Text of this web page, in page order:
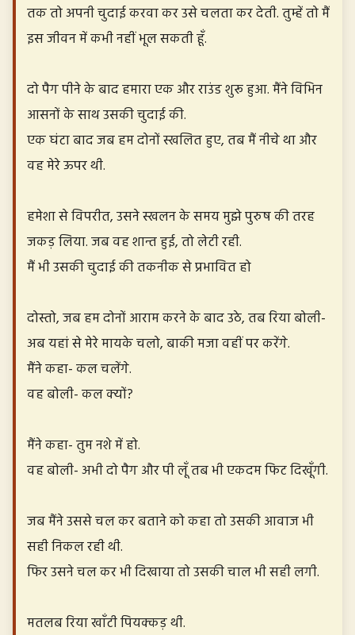
तक तो अपनी चुदाई करवा कर उसे चलता कर देती. तुम्हें तो मैं
इस जीवन में कभी नहीं भूल सकती हूँ.
दो पैग पीने के बाद हमारा एक और राउंड शुरू हुआ. मैंने विभिन
आसनों के साथ उसकी चुदाई की.
एक घंटा बाद जब हम दोनों स्खलित हुए, तब मैं नीचे था और
वह मेरे ऊपर थी.
हमेशा से विपरीत, उसने स्खलन के समय मुझे पुरुष की तरह
जकड़ लिया. जब वह शान्त हुई, तो लेटी रही.
मैं भी उसकी चुदाई की तकनीक से प्रभावित हो
दोस्तो, जब हम दोनों आराम करने के बाद उठे, तब रिया बोली-
अब यहां से मेरे मायके चलो, बाकी मजा वहीं पर करेंगे.
मैंने कहा- कल चलेंगे.
वह बोली- कल क्यों?
मैंने कहा- तुम नशे में हो.
वह बोली- अभी दो पैग और पी लूँ तब भी एकदम फिट दिखूँगी.
जब मैंने उससे चल कर बताने को कहा तो उसकी आवाज भी
सही निकल रही थी.
फिर उसने चल कर भी दिखाया तो उसकी चाल भी सही लगी.
मतलब रिया खाँटी पियक्कड़ थी.